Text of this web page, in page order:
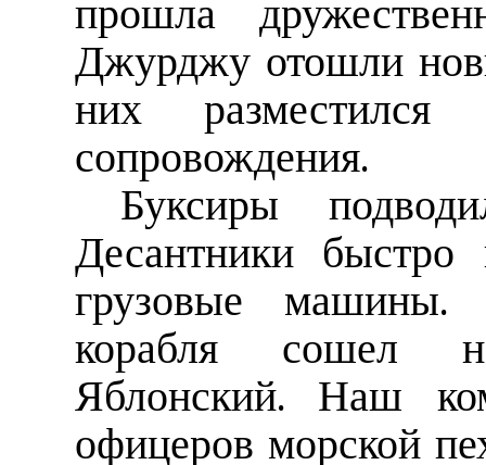
прошла
Джурджу отошли
них разместился
сопровождения.
Буксиры
Десантники
грузовые машины.
корабля сошел
Яблонский. Наш
офицеров морской